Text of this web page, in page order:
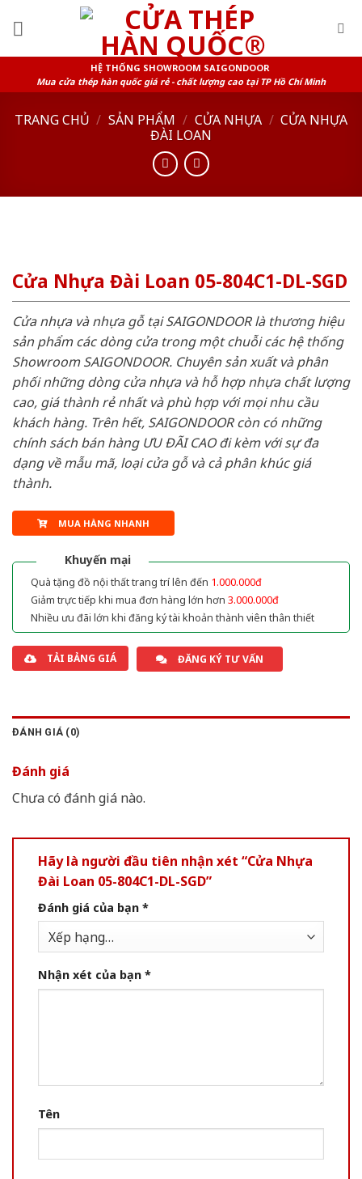
HỆ THỐNG SHOWROOM SAIGONDOOR
Mua cửa thép hàn quốc giá rẻ - chất lượng cao tại TP Hồ Chí Minh
TRANG CHỦ / SẢN PHẨM / CỬA NHỰA / CỬA NHỰA
ĐÀI LOAN
Cửa Nhựa Đài Loan 05-804C1-DL-SGD
Cửa nhựa và nhựa gỗ tại SAIGONDOOR là thương hiệu
sản phẩm các dòng cửa trong một chuỗi các hệ thống
Showroom SAIGONDOOR. Chuyên sản xuất và phân
phối những dòng cửa nhựa và hỗ hợp nhựa chất lượng
cao, giá thành rẻ nhất và phù hợp với mọi nhu cầu
khách hàng. Trên hết, SAIGONDOOR còn có những
chính sách bán hàng ƯU ĐÃI CAO đi kèm với sự đa
dạng về mẫu mã, loại cửa gỗ và cả phân khúc giá
thành.
MUA HÀNG NHANH
Khuyến mại
Quà tặng đồ nội thất trang trí lên đến 1.000.000đ
Giảm trực tiếp khi mua đơn hàng lớn hơn 3.000.000đ
Nhiều ưu đãi lớn khi đăng ký tài khoản thành viên thân thiết
TẢI BẢNG GIÁ ĐĂNG KÝ TƯ VẤN
ĐÁNH GIÁ (0)
Đánh giá
Chưa có đánh giá nào.
Hãy là người đầu tiên nhận xét “Cửa Nhựa
Đài Loan 05-804C1-DL-SGD”
Đánh giá của bạn *
Nhận xét của bạn *
Tên